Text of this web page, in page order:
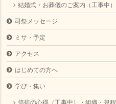
結婚式・お葬儀のご案内（工事中）
司祭メッセージ
ミサ・予定
アクセス
はじめての方へ
学び・集い
信徒の心得（工事中）・組織・規程